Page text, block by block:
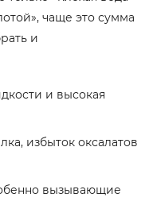
чаще это сумма
и
и высокая
избыток оксалатов
вызывающие